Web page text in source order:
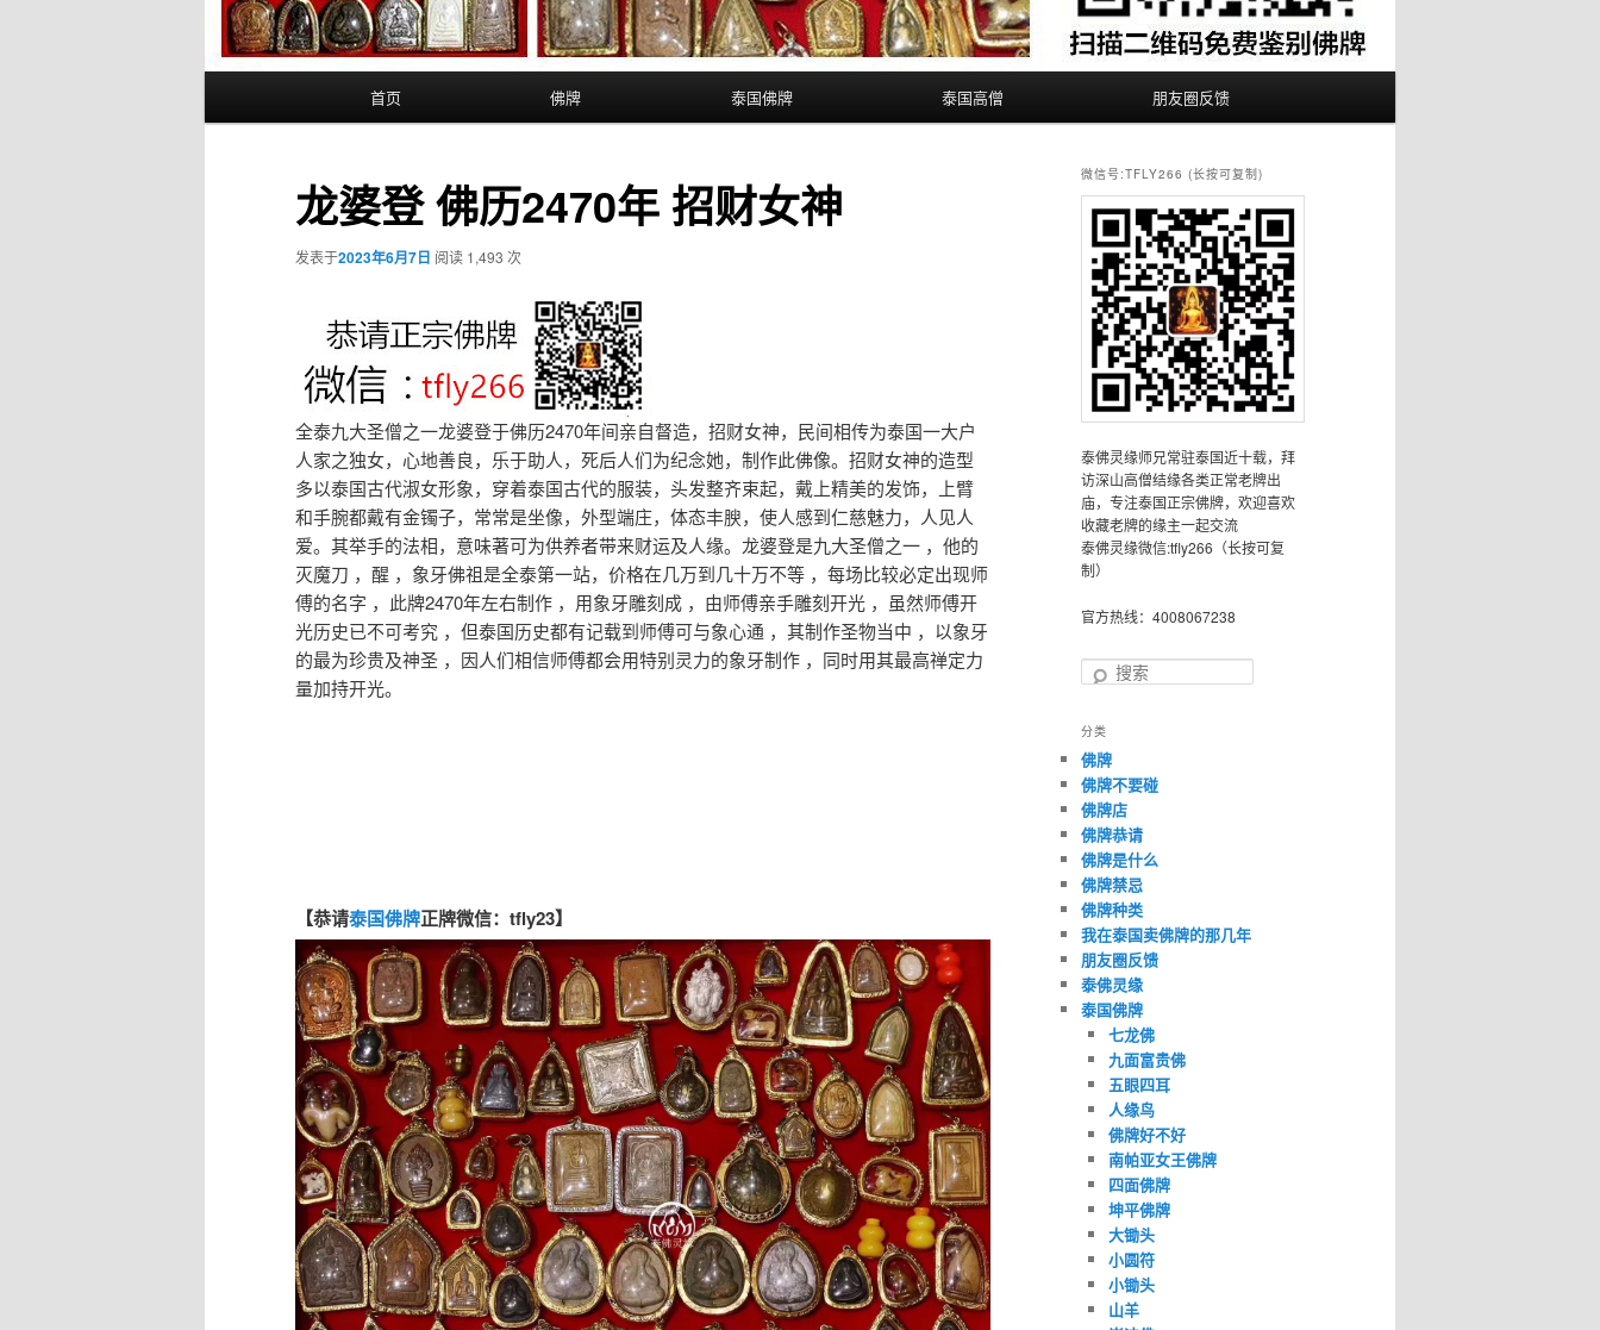
首页 佛牌 泰国佛牌 泰国高僧 朋友圈反馈
龙婆登 佛历2470年 招财女神
发表于2023年6月7日 阅读 1,493 次
全泰九大圣僧之一龙婆登于佛历2470年间亲自督造，招财女神，民间相传为泰国一大户
人家之独女，心地善良，乐于助人，死后人们为纪念她，制作此佛像。招财女神的造型
多以泰国古代淑女形象，穿着泰国古代的服装，头发整齐束起，戴上精美的发饰，上臂
和手腕都戴有金镯子，常常是坐像，外型端庄，体态丰腴，使人感到仁慈魅力，人见人
爱。其举手的法相，意味著可为供养者带来财运及人缘。龙婆登是九大圣僧之一 ，他的
灭魔刀 ，醒 ，象牙佛祖是全泰第一站，价格在几万到几十万不等 ，每场比较必定出现师
傅的名字 ，此牌2470年左右制作 ，用象牙雕刻成 ，由师傅亲手雕刻开光 ，虽然师傅开
光历史已不可考究 ，但泰国历史都有记载到师傅可与象心通 ，其制作圣物当中 ，以象牙
的最为珍贵及神圣 ，因人们相信师傅都会用特别灵力的象牙制作 ，同时用其最高禅定力
量加持开光。
【恭请泰国佛牌正牌微信：tfly23】
微信号:TFLY266 (长按可复制)
泰佛灵缘师兄常驻泰国近十载，拜
访深山高僧结缘各类正常老牌出
庙，专注泰国正宗佛牌，欢迎喜欢
收藏老牌的缘主一起交流
泰佛灵缘微信:tfly266（长按可复
制）
官方热线：4008067238
搜
分类
佛牌
佛牌不要碰
佛牌店
佛牌恭请
佛牌是什么
佛牌禁忌
佛牌种类
我在泰国卖佛牌的那几年
朋友圈反馈
泰佛灵缘
泰国佛牌
七龙佛
九面富贵佛
五眼四耳
人缘鸟
佛牌好不好
南帕亚女王佛牌
四面佛牌
坤平佛牌
大锄头
小圆符
小锄头
山羊